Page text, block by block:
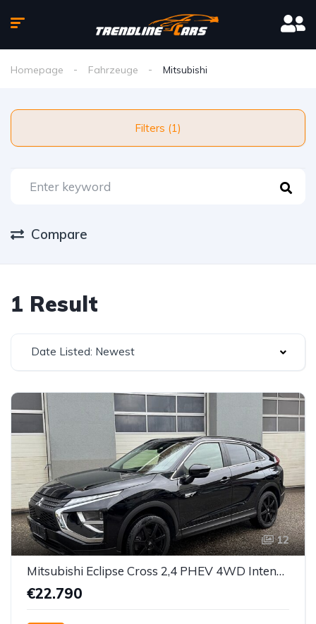
Homepage Fahrzeuge Mitsubishi
Filters (1)
Compare
1 Result
Date Listed: Newest
12
Mitsubishi Eclipse Cross 2,4 PHEV 4WD Intense CVT Aut.
€22.790